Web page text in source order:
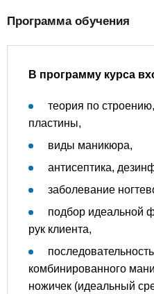
Программа обучения
В программу курса
теория по
пластины,
виды маникюра,
антисептика,
заболевание
подбор идеальной
рук клиента,
комбинированного
ножичек (идеальный